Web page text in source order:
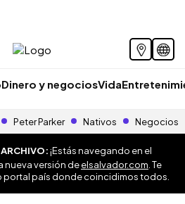
Dinero y negociosVida
Peter Parker Nativos Negocios
¡Estás navegando en el
nueva versión deelsalvador.com . Te
portal país donde coincidimos todos.